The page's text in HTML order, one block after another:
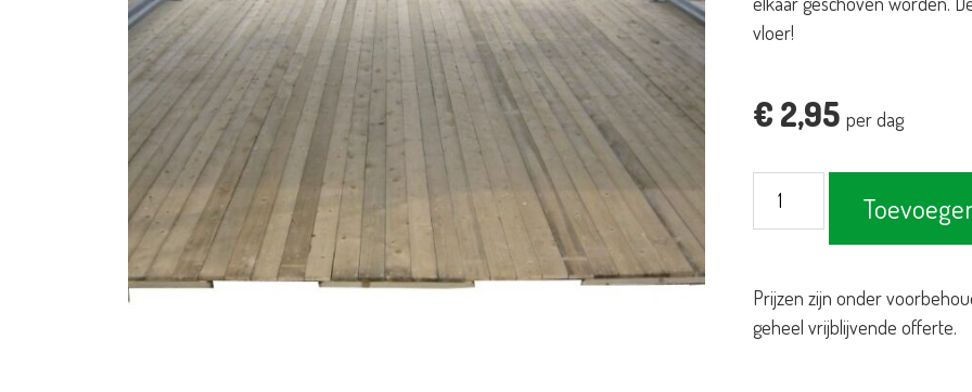
vloer!
€ 2,95 per dag
hout
deel
200x50cm
Prijzen zijn onder
geheel vrijblijvende offerte.